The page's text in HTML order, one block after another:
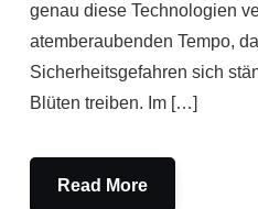
genau diese Technologien
atemberaubenden Tempo,
Sicherheitsgefahren sich
Blüten treiben. Im […]
Read More